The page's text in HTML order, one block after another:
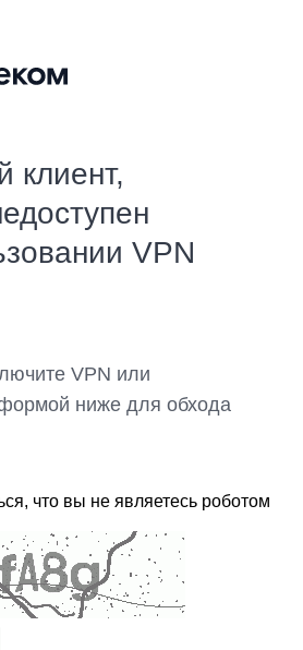
клиент,
VPN
VPN или
ниже для обхода
что вы не являетесь роботом